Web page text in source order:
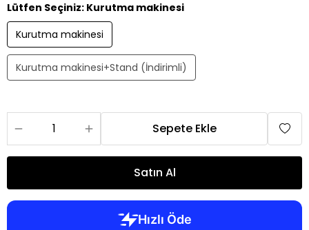
Lütfen Seçiniz: Kurutma makinesi
Kurutma makinesi
Kurutma makinesi+Stand (İndirimli)
Sepete Ekle
Satın Al